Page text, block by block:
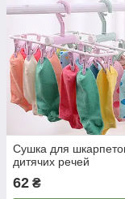
Сушка для
дитячих речей
62 ₴